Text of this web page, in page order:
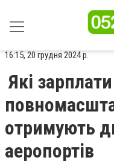
16:15, 20 грудня 2024 р.
Які
отримують
аеропортів